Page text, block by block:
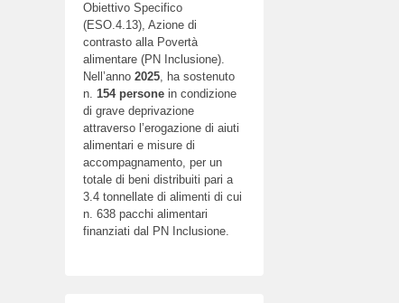
Obiettivo Specifico
(ESO.4.13), Azione di
contrasto alla Povertà
alimentare (PN Inclusione).
Nell’anno 2025, ha sostenuto
n. 154 persone in condizione
di grave deprivazione
attraverso l’erogazione di aiuti
alimentari e misure di
accompagnamento, per un
totale di beni distribuiti pari a
3.4 tonnellate di alimenti di cui
n. 638 pacchi alimentari
finanziati dal PN Inclusione.